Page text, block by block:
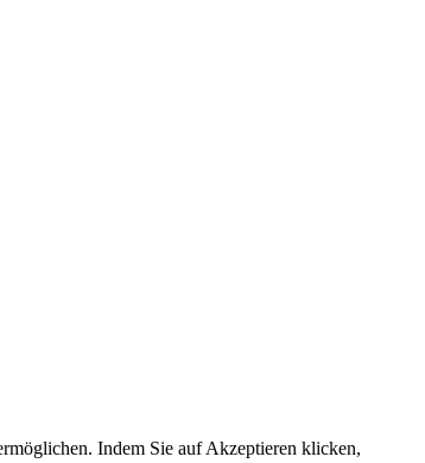
Indem Sie auf Akzeptieren klicken,